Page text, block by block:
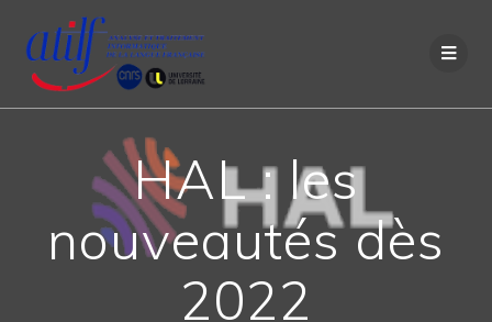
HAL : les
nouveautés dès
2022